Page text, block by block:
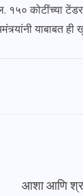
कोटींच्या
याबाबत ही
आशा आणि